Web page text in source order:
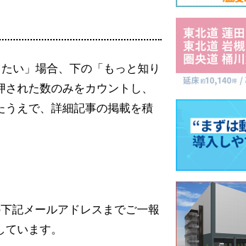
い」場合、下の「もっと知り
れた数のみをカウントし、
えで、詳細記事の掲載を積
記メールアドレスまでご一報
います。